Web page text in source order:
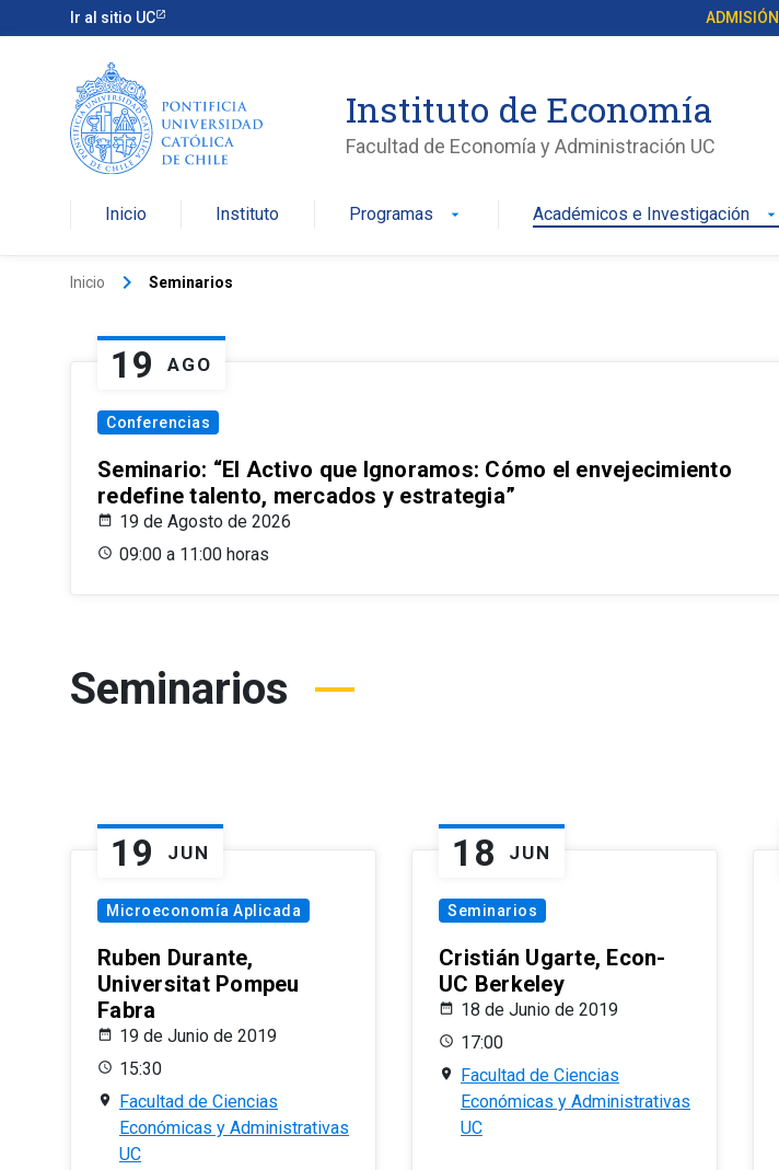
Ir al sitio UC ADMISIÓN
Instituto de Economía
Facultad de Economía y Administración UC
Inicio Instituto Programas arrow_drop_down Académicos e Investigación arrow_drop_down
Inicio keyboard_arrow_right Seminarios
19 AGO
Conferencias
Seminario: “El Activo que Ignoramos: Cómo el envejecimiento
redefine talento, mercados y estrategia”
19 de Agosto de 2026
09:00 a 11:00 horas
Seminarios
19 JUN
Microeconomía Aplicada
Ruben Durante,
Universitat Pompeu
Fabra
19 de Junio de 2019
15:30
Facultad de Ciencias
Económicas y Administrativas
UC
18 JUN
Seminarios
Cristián Ugarte, Econ-
UC Berkeley
18 de Junio de 2019
17:00
Facultad de Ciencias
Económicas y Administrativas
UC